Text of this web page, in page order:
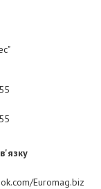
Euromag.biz